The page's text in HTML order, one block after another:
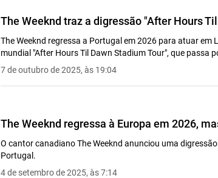
The Weeknd traz a digressão "After Hours
The Weeknd regressa a Portugal em 2026 para atuar
mundial "After Hours Til Dawn Stadium Tour", que passa
7 de outubro de 2025, às 19:04
The Weeknd regressa à Europa em 2026,
O cantor canadiano The Weeknd anunciou uma
Portugal.
4 de setembro de 2025, às 7:14